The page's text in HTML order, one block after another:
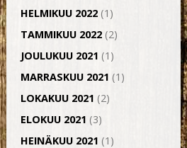
HELMIKUU 2022 (1)
TAMMIKUU 2022 (2)
JOULUKUU 2021 (1)
MARRASKUU 2021 (1)
LOKAKUU 2021 (2)
ELOKUU 2021 (3)
HEINÄKUU 2021 (1)